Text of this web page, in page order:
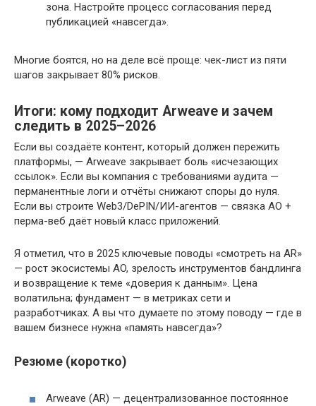
зона. Настройте процесс согласования перед
публикацией «навсегда».
Многие боятся, но на деле всё проще: чек-лист из пяти
шагов закрывает 80% рисков.
Итоги: кому подходит Arweave и зачем
следить в 2025–2026
Если вы создаёте контент, который должен пережить
платформы, — Arweave закрывает боль «исчезающих
ссылок». Если вы компания с требованиями аудита —
перманентные логи и отчёты снижают споры до нуля.
Если вы строите Web3/DePIN/ИИ-агентов — связка AO +
перма-веб даёт новый класс приложений.
Я отметил, что в 2025 ключевые поводы «смотреть на AR»
— рост экосистемы AO, зрелость инструментов бандлинга
и возвращение к теме «доверия к данным». Цена
волатильна; фундамент — в метриках сети и
разработчиках. А вы что думаете по этому поводу — где в
вашем бизнесе нужна «память навсегда»?
Резюме (коротко)
Arweave (AR) — децентрализованное постоянное